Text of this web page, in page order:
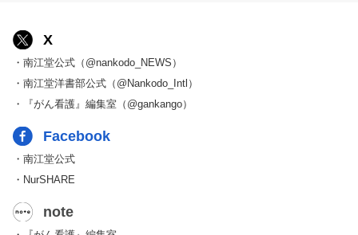
X
・南江堂公式（@nankodo_NEWS）
・南江堂洋書部公式（@Nankodo_Intl）
・『がん看護』編集室（@gankango）
Facebook
・南江堂公式
・NurSHARE
note